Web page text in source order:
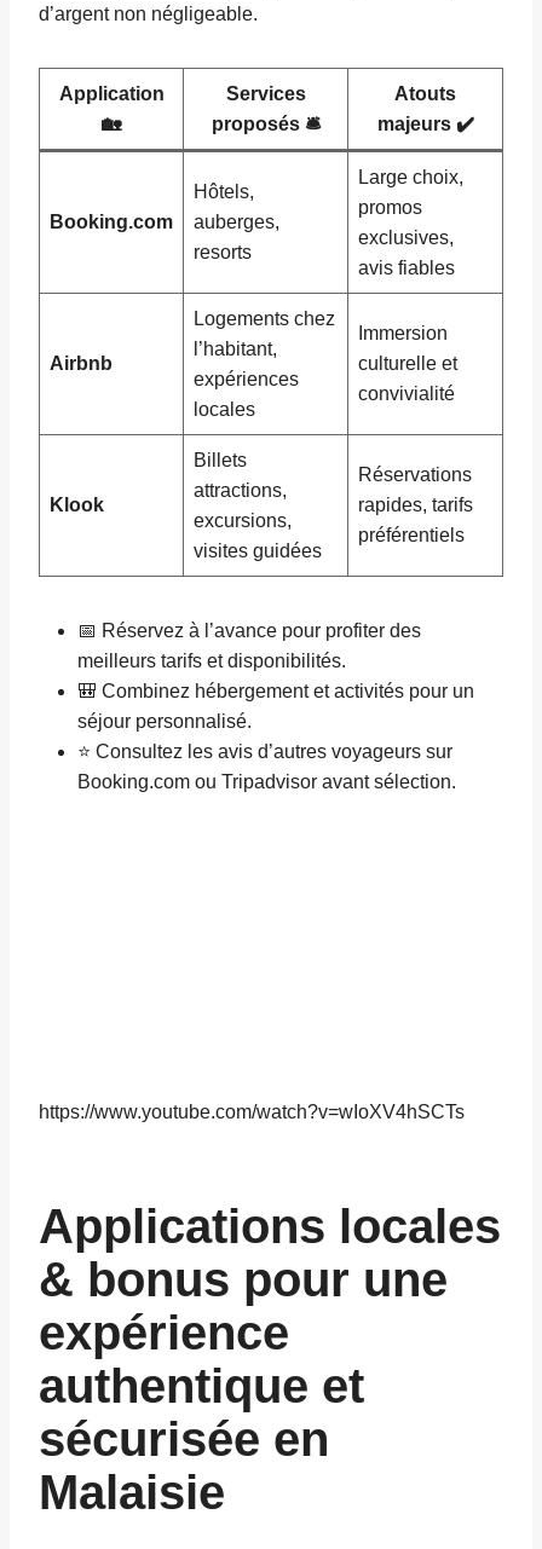
d’argent non négligeable.
Application
🏡
Services
proposés 🛎️
Atouts
majeurs ✔️
Booking.com
Hôtels,
auberges,
resorts
Large choix,
promos
exclusives,
avis fiables
Airbnb
Logements chez
l’habitant,
expériences
locales
Immersion
culturelle et
convivialité
Klook
Billets
attractions,
excursions,
visites guidées
Réservations
rapides, tarifs
préférentiels
📅 Réservez à l’avance pour profiter des
meilleurs tarifs et disponibilités.
🎒 Combinez hébergement et activités pour un
séjour personnalisé.
⭐ Consultez les avis d’autres voyageurs sur
Booking.com ou Tripadvisor avant sélection.
https://www.youtube.com/watch?v=wIoXV4hSCTs
Applications locales
& bonus pour une
expérience
authentique et
sécurisée en
Malaisie